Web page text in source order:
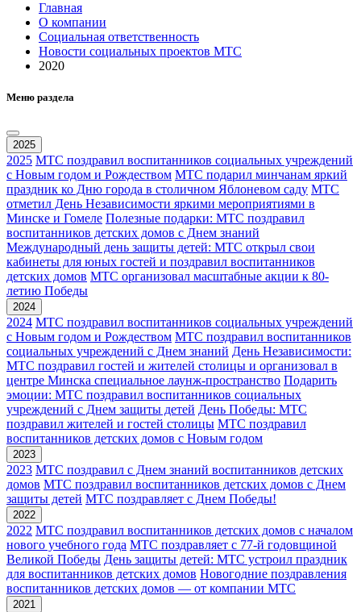
Главная
О компании
Социальная ответственность
Новости социальных проектов МТС
2020
Меню раздела
2025
2025 МТС поздравил воспитанников социальных учреждений
с Новым годом и Рождеством МТС подарил минчанам яркий
праздник ко Дню города в столичном Яблоневом саду МТС
отметил День Независимости яркими мероприятиями в
Минске и Гомеле Полезные подарки: МТС поздравил
воспитанников детских домов с Днем знаний
Международный день защиты детей: МТС открыл свои
кабинеты для юных гостей и поздравил воспитанников
детских домов МТС организовал масштабные акции к 80-
летию Победы
2024
2024 МТС поздравил воспитанников социальных учреждений
с Новым годом и Рождеством МТС поздравил воспитанников
социальных учреждений с Днем знаний День Независимости:
МТС поздравил гостей и жителей столицы и организовал в
центре Минска специальное лаунж-пространство Подарить
эмоции: МТС поздравил воспитанников социальных
учреждений с Днем защиты детей День Победы: МТС
поздравил жителей и гостей столицы МТС поздравил
воспитанников детских домов с Новым годом
2023
2023 МТС поздравил с Днем знаний воспитанников детских
домов МТС поздравил воспитанников детских домов с Днем
защиты детей МТС поздравляет с Днем Победы!
2022
2022 МТС поздравил воспитанников детских домов с началом
нового учебного года МТС поздравляет с 77-й годовщиной
Великой Победы День защиты детей: МТС устроил праздник
для воспитанников детских домов Новогодние поздравления
воспитанников детских домов — от компании МТС
2021